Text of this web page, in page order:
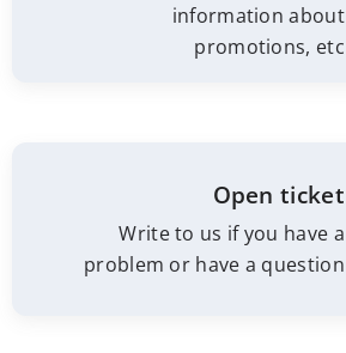
information about
promotions, etc
Open ticket
Write to us if you have a
problem or have a question